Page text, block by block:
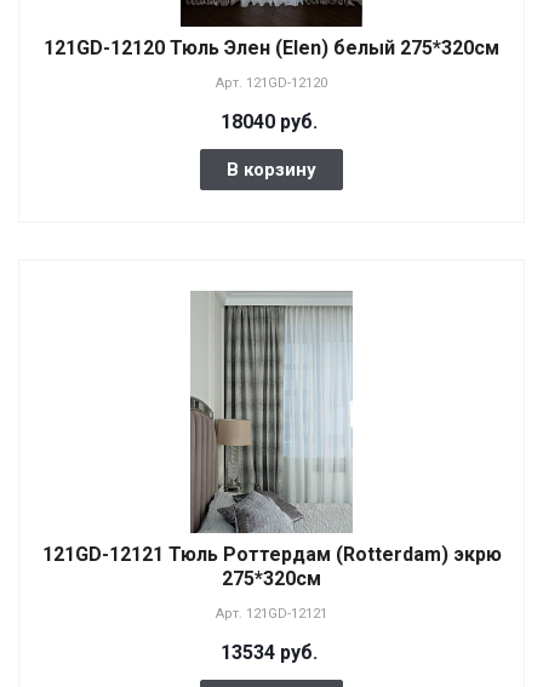
121GD-12120 Тюль Элен (Elen) белый 275*320см
Арт. 121GD-12120
18040 руб.
В корзину
121GD-12121 Тюль Роттердам (Rotterdam) экрю
275*320см
Арт. 121GD-12121
13534 руб.